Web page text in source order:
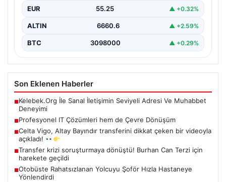
EUR 55.25 ▲ +0.32%
ALTIN 6660.6 ▲ +2.59%
BTC 3098000 ▲ +0.29%
Son Eklenen Haberler
■Kelebek.Org İle Sanal İletişimin Seviyeli Adresi Ve Muhabbet
Deneyimi
■Profesyonel IT Çözümleri hem de Çevre Dönüşüm
■Celta Vigo, Altay Bayındır transferini dikkat çeken bir videoyla
açıkladı!
■Transfer krizi soruşturmaya dönüştü! Burhan Can Terzi için
harekete geçildi
■Otobüste Rahatsızlanan Yolcuyu Şoför Hızla Hastaneye
Yönlendirdi